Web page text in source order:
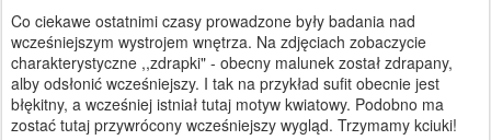
Co ciekawe ostatnimi czasy prowadzone były badania nad
wcześniejszym wystrojem wnętrza. Na zdjęciach zobaczycie
charakterystyczne ,,zdrapki" - obecny malunek został zdrapany,
alby odsłonić wcześniejszy. I tak na przykład sufit obecnie jest
błękitny, a wcześniej istniał tutaj motyw kwiatowy. Podobno ma
zostać tutaj przywrócony wcześniejszy wygląd. Trzymamy kciuki!